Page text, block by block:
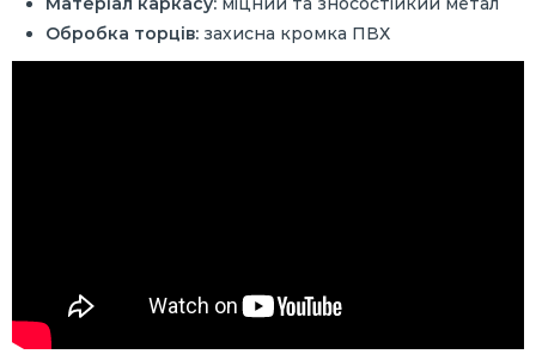
Обробка торців: захисна кромка ПВХ